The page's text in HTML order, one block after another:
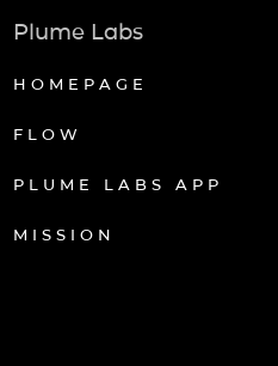
Plume Labs
HOMEPAGE
FLOW
PLUME LABS APP
MISSION